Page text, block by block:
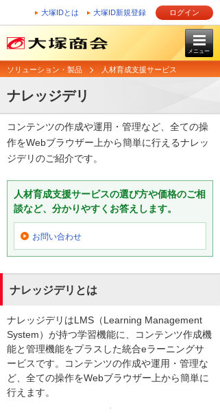
大塚IDとは 大塚ID新規登録 ログイン
メニュー
ソリューション・製品 人材育成支援サービス
ナレッジデリ
コンテンツの作成や運用・管理など、全ての操
作をWebブラウザー上から簡単に行えるナレッ
ジデリのご紹介です。
人材育成支援サービスの選び方や価格のご相
談など、分かりやすくお答えします。
お問い合わせ
ナレッジデリとは
ナレッジデリはLMS（Learning Management
System）が持つ学習機能に、コンテンツ作成機
能と管理機能をプラスした統合eラーニングサ
ービスです。コンテンツの作成や運用・管理な
ど、全ての操作をWebブラウザー上から簡単に
行えます。